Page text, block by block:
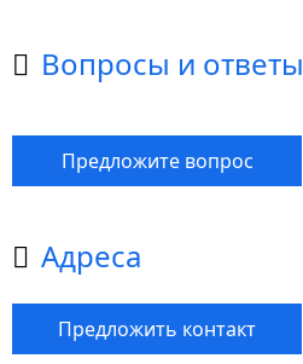
 Вопросы и ответы
Предложите вопрос
 Aдреса
Предложить контакт